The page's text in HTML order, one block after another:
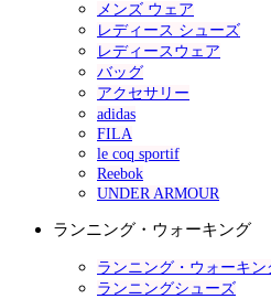
メンズ ウェア
レディース シューズ
レディースウェア
バッグ
アクセサリー
adidas
FILA
le coq sportif
Reebok
UNDER ARMOUR
ランニング・ウォーキング
ランニング・ウォーキ
ランニングシューズ